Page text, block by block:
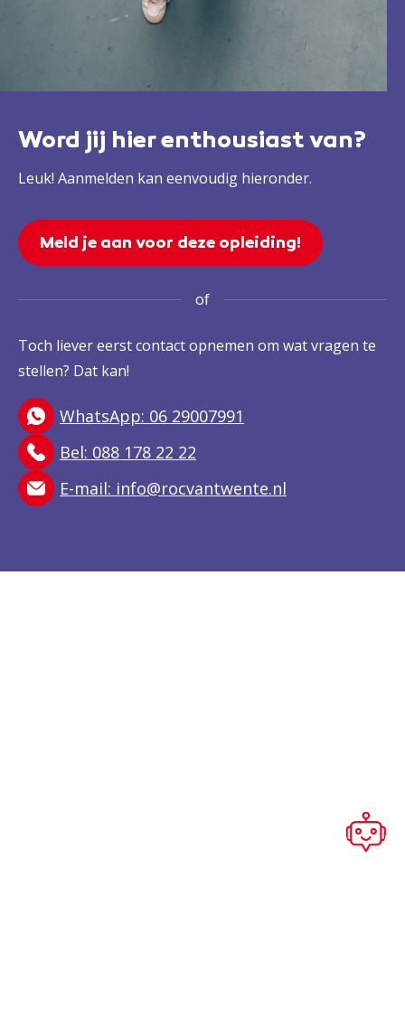
Word jij hier enthousiast van?
Leuk! Aanmelden kan eenvoudig hieronder.
Meld je aan voor deze opleiding!
of
Toch liever eerst contact opnemen om wat vragen te
stellen? Dat kan!
WhatsApp: 06 29007991
Bel: 088 178 22 22
E-mail: info@rocvantwente.nl